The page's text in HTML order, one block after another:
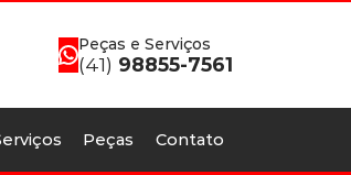
Peças e Serviços
(41) 98855-7561
Peças Contato